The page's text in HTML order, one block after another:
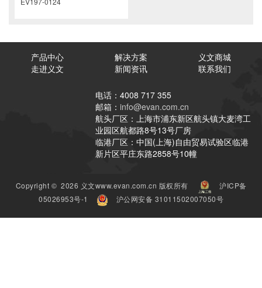
产品中心 解决方案
义文商城
走进义文
新闻资讯 联系我们
电话：4008 717 355
邮箱： info@evan.com.cn
航头厂区：上海市浦东新区航头镇大麦湾工
业园区航都路8号13号厂房
临港厂区：中国(上海)自由贸易试验区临港
新片区平庄东路2858号10幢
Copyright © 2026 义文www.evan.com.cn 版权所有
沪ICP备
05026953号-1
沪公网安备 31011502007050号